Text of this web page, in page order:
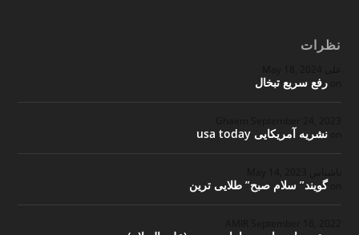
نظرات
رفع سریع تبخال
نشریه آمریکایی usa today
گویند” سلام صبح” طلایی ترین